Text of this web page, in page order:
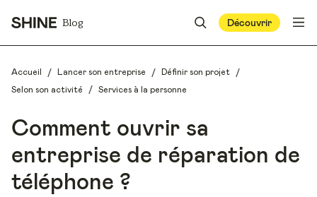
Blog Découvrir
Accueil / Lancer son entreprise / Définir son projet /
Selon son activité / Services à la personne
Comment ouvrir sa
entreprise de réparation de
téléphone ?